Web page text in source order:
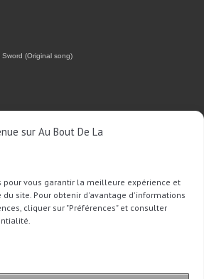
sur Au Bout De La
pour vous garantir la meilleure expérience et
site. Pour obtenir d'avantage d'informations
cliquer sur "Préférences" et consulter
(Original song)
FACEBOOK
Tweet to @Sophie_ABDLR